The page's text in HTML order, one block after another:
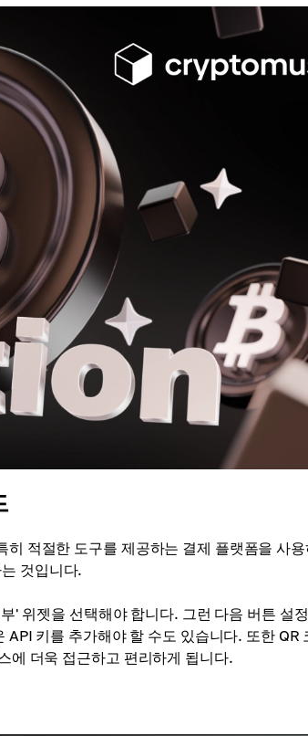
적절한 도구를 제공하는 결제 플랫폼을 사
것입니다.
' 위젯을 선택해야 합니다. 그런 다음 버튼 설
키를 추가해야 할 수도 있습니다. 또한 QR
에 더욱 접근하고 편리하게 됩니다.